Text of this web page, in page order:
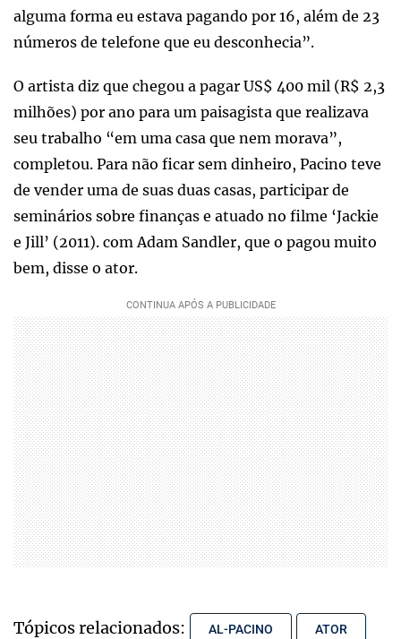
alguma forma eu estava pagando por 16, além de 23
números de telefone que eu desconhecia”.
O artista diz que chegou a pagar US$ 400 mil (R$ 2,3
milhões) por ano para um paisagista que realizava
seu trabalho “em uma casa que nem morava”,
completou. Para não ficar sem dinheiro, Pacino teve
de vender uma de suas duas casas, participar de
seminários sobre finanças e atuado no filme ‘Jackie
e Jill’ (2011). com Adam Sandler, que o pagou muito
bem, disse o ator.
Tópicos relacionados: AL-PACINO ATOR